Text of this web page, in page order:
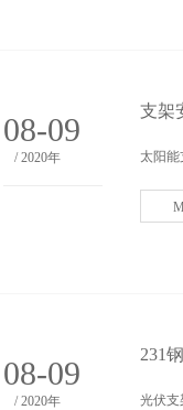
08-09
/ 2020年
支架
太阳能
08-09
/ 2020年
231
光伏支